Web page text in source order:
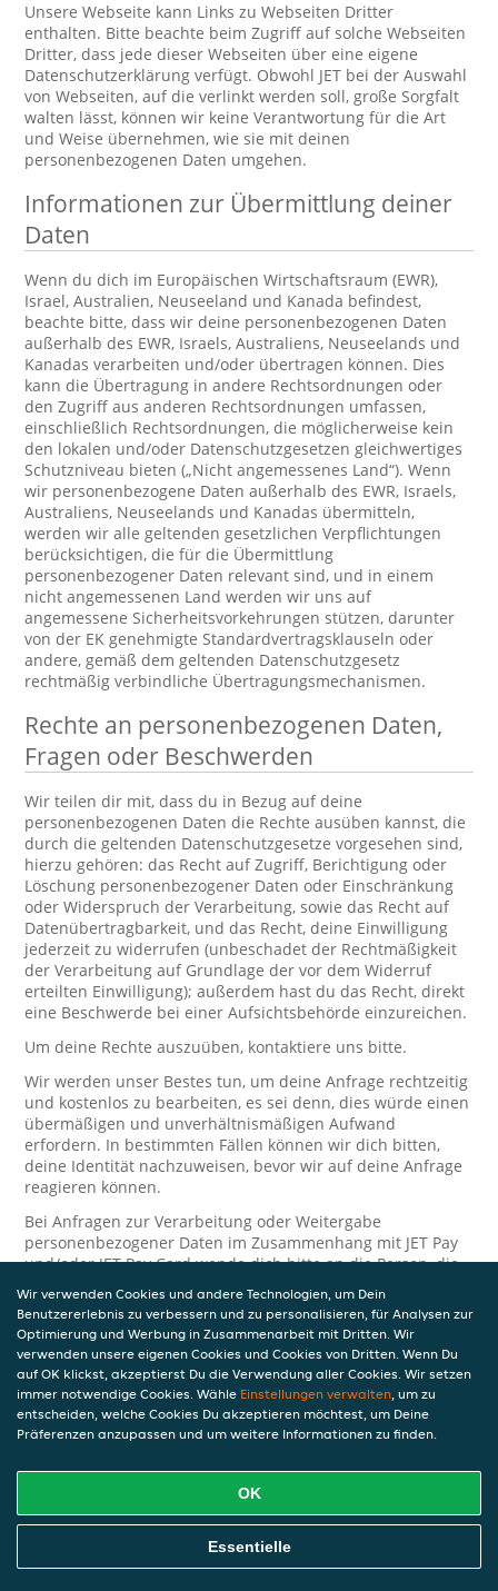
Unsere Webseite kann Links zu Webseiten Dritter
enthalten. Bitte beachte beim Zugriff auf solche Webseiten
Dritter, dass jede dieser Webseiten über eine eigene
Datenschutzerklärung verfügt. Obwohl JET bei der Auswahl
von Webseiten, auf die verlinkt werden soll, große Sorgfalt
walten lässt, können wir keine Verantwortung für die Art
und Weise übernehmen, wie sie mit deinen
personenbezogenen Daten umgehen.
Informationen zur Übermittlung deiner
Daten
Wenn du dich im Europäischen Wirtschaftsraum (EWR),
Israel, Australien, Neuseeland und Kanada befindest,
beachte bitte, dass wir deine personenbezogenen Daten
außerhalb des EWR, Israels, Australiens, Neuseelands und
Kanadas verarbeiten und/oder übertragen können. Dies
kann die Übertragung in andere Rechtsordnungen oder
den Zugriff aus anderen Rechtsordnungen umfassen,
einschließlich Rechtsordnungen, die möglicherweise kein
den lokalen und/oder Datenschutzgesetzen gleichwertiges
Schutzniveau bieten („Nicht angemessenes Land“). Wenn
wir personenbezogene Daten außerhalb des EWR, Israels,
Australiens, Neuseelands und Kanadas übermitteln,
werden wir alle geltenden gesetzlichen Verpflichtungen
berücksichtigen, die für die Übermittlung
personenbezogener Daten relevant sind, und in einem
nicht angemessenen Land werden wir uns auf
angemessene Sicherheitsvorkehrungen stützen, darunter
von der EK genehmigte Standardvertragsklauseln oder
andere, gemäß dem geltenden Datenschutzgesetz
rechtmäßig verbindliche Übertragungsmechanismen.
Rechte an personenbezogenen Daten,
Fragen oder Beschwerden
Wir teilen dir mit, dass du in Bezug auf deine
personenbezogenen Daten die Rechte ausüben kannst, die
durch die geltenden Datenschutzgesetze vorgesehen sind,
hierzu gehören: das Recht auf Zugriff, Berichtigung oder
Löschung personenbezogener Daten oder Einschränkung
oder Widerspruch der Verarbeitung, sowie das Recht auf
Datenübertragbarkeit, und das Recht, deine Einwilligung
jederzeit zu widerrufen (unbeschadet der Rechtmäßigkeit
der Verarbeitung auf Grundlage der vor dem Widerruf
erteilten Einwilligung); außerdem hast du das Recht, direkt
eine Beschwerde bei einer Aufsichtsbehörde einzureichen.
Um deine Rechte auszuüben, kontaktiere uns bitte.
Wir werden unser Bestes tun, um deine Anfrage rechtzeitig
und kostenlos zu bearbeiten, es sei denn, dies würde einen
übermäßigen und unverhältnismäßigen Aufwand
erfordern. In bestimmten Fällen können wir dich bitten,
deine Identität nachzuweisen, bevor wir auf deine Anfrage
reagieren können.
Bei Anfragen zur Verarbeitung oder Weitergabe
personenbezogener Daten im Zusammenhang mit JET Pay
und/oder JET Pay Card wende dich bitte an die Person, die
dir das JET Pay-Guthaben gewährt (das kann dein
Arbeitgeber, Geschäftspartner usw. sein). Dies ist
erforderlich, da JET und die Person, die dir das Guthaben
gewährt, eine separate Verantwortung für die Verarbeitung
und den Schutz deiner personenbezogenen Daten haben.
Solltest du weitere Fragen oder Beschwerden in Bezug auf
die Verarbeitung deiner personenbezogenen Daten haben,
kontaktieren wir dich gerne. Wir würden uns auch über
Tipps oder Vorschläge zur Verbesserung unserer Erklärung
Sicherheit
Wir verwenden Cookies und andere Technologien, um Dein
Benutzererlebnis zu verbessern und zu personalisieren, für Analysen zur
Optimierung und Werbung in Zusammenarbeit mit Dritten. Wir
verwenden unsere eigenen Cookies und Cookies von Dritten. Wenn Du
auf OK klickst, akzeptierst Du die Verwendung aller Cookies. Wir setzen
immer notwendige Cookies. Wähle Einstellungen verwalten, um zu
entscheiden, welche Cookies Du akzeptieren möchtest, um Deine
Präferenzen anzupassen und um weitere Informationen zu finden.
OK
Essentielle